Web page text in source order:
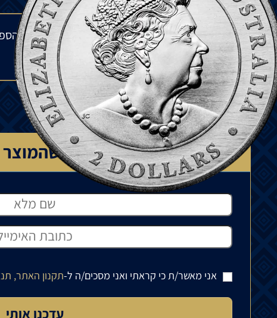
המחיר עשוי להשתנות בהתאם לזמינות המלאי אצל
יכול לנוע בין 15% ל-35%.
למדיניות המשלוחים
רוצה לדעת כשהמוצר
אני מאשר/ת כי קראתי ואני מסכים/ה ל-תקנון האתר,